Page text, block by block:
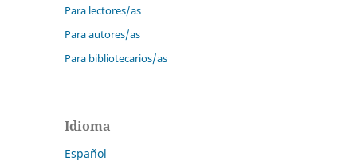
Para lectores/as
Para autores/as
Para bibliotecarios/as
Idioma
Español